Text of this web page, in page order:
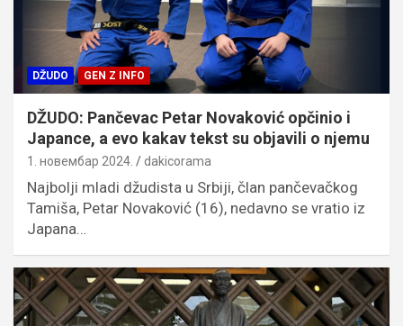
DŽUDO GEN Z INFO
DŽUDO: Pančevac Petar Novaković opčinio i
Japance, a evo kakav tekst su objavili o njemu
1. новембар 2024. dakicorama
Najbolji mladi džudista u Srbiji, član pančevačkog
Tamiša, Petar Novaković (16), nedavno se vratio iz
Japana…